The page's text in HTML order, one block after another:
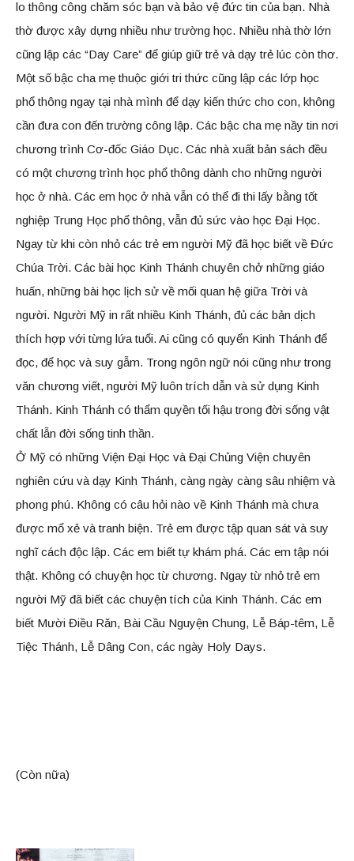
lo thông công chăm sóc bạn và bảo vệ đức tin của bạn. Nhà
thờ được xây dựng nhiều như trường học. Nhiều nhà thờ lớn
cũng lập các “Day Care” để giúp giữ trẻ và dạy trẻ lúc còn thơ.
Một số bậc cha mẹ thuộc giới tri thức cũng lập các lớp học
phổ thông ngay tại nhà mình để dạy kiến thức cho con, không
cần đưa con đến trường công lập. Các bậc cha mẹ nầy tin nơi
chương trình Cơ-đốc Giáo Dục. Các nhà xuất bản sách đều
có một chương trình học phổ thông dành cho những người
học ở nhà. Các em học ở nhà vẫn có thể đi thi lấy bằng tốt
nghiệp Trung Học phổ thông, vẫn đủ sức vào học Đại Học.
Ngay từ khi còn nhỏ các trẻ em người Mỹ đã học biết về Đức
Chúa Trời. Các bài học Kinh Thánh chuyên chở những giáo
huấn, những bài học lịch sử về mối quan hệ giữa Trời và
người. Người Mỹ in rất nhiều Kinh Thánh, đủ các bản dịch
thích hợp với từng lứa tuổi. Ai cũng có quyển Kinh Thánh để
đọc, để học và suy gẫm. Trong ngôn ngữ nói cũng như trong
văn chương viết, người Mỹ luôn trích dẫn và sử dụng Kinh
Thánh. Kinh Thánh có thẩm quyền tối hậu trong đời sống vật
chất lẫn đời sống tinh thần.
Ở Mỹ có những Viện Đại Học và Đại Chủng Viện chuyên
nghiên cứu và dạy Kinh Thánh, càng ngày càng sâu nhiệm và
phong phú. Không có câu hỏi nào về Kinh Thánh mà chưa
được mổ xẻ và tranh biện. Trẻ em được tập quan sát và suy
nghĩ cách độc lập. Các em biết tự khám phá. Các em tập nói
thật. Không có chuyện học từ chương. Ngay từ nhỏ trẻ em
người Mỹ đã biết các chuyện tích của Kinh Thánh. Các em
biết Mười Điều Răn, Bài Cầu Nguyện Chung, Lễ Báp-têm, Lễ
Tiệc Thánh, Lễ Dâng Con, các ngày Holy Days.
(Còn nữa)